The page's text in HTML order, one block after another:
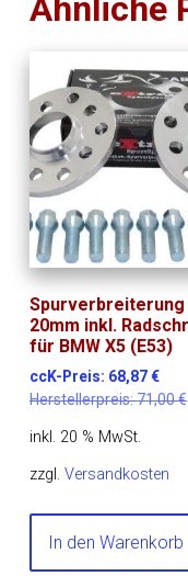
Ähnliche
Spurverbreiterung
20mm inkl.
für BMW X5 (E53)
ccK-Preis: 68,87€
Herstellerpreis:71,00€
inkl. 20 % MwSt.
zzgl.Versandkosten
In den Warenkorb